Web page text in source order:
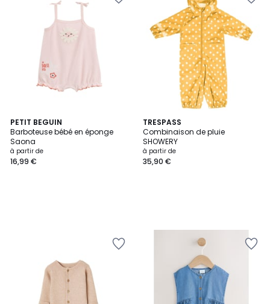
PETIT BEGUIN
Barboteuse bébé en éponge
Saona
à partir de
16,99 €
TRESPASS
Combinaison de pluie
SHOWERY
à partir de
35,90 €